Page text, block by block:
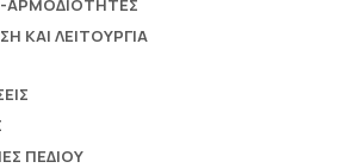
ΑΡΜΟΔΙΌΤΗΤΕΣ
ΚΑΙ ΛΕΙΤΟΥΡΓΊΑ
ΠΕΔΊΟΥ